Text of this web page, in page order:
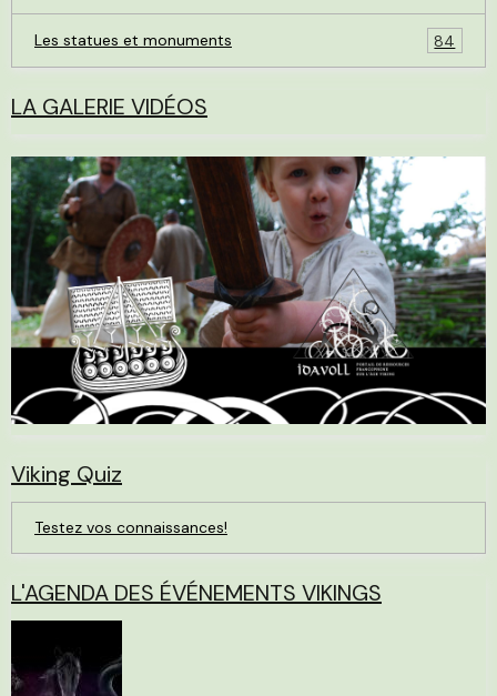
Les statues et monuments 84
LA GALERIE VIDÉOS
Viking Quiz
Testez vos connaissances!
L'AGENDA DES ÉVÉNEMENTS VIKINGS